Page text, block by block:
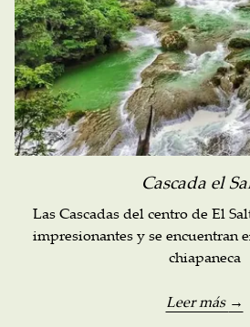
Cascada el
Las Cascadas del centro de El
impresionantes y se encuentran
chiapaneca
Leer más